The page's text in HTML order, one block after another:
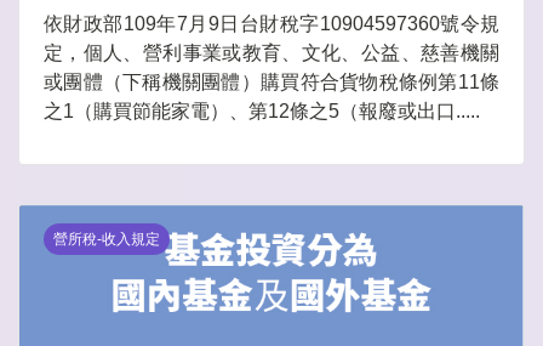
依財政部109年7月9日台財稅字10904597360號令規
定，個人、營利事業或教育、文化、公益、慈善機關
或團體（下稱機關團體）購買符合貨物稅條例第11條
之1（購買節能家電）、第12條之5（報廢或出口.....
營所稅-收入規定